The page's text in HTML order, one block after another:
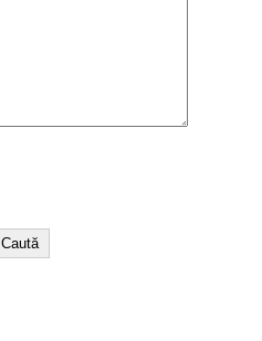
Caută